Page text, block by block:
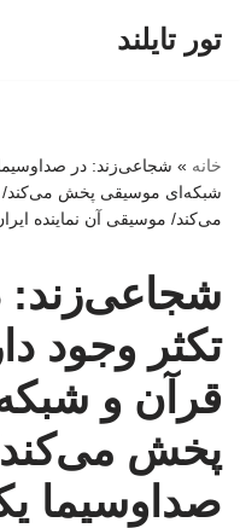
تور تایلند
خانه » شجاعی‌زند: در
شبکه‌ای موسیقی پخش می‌کند/
می‌کند/ موسیقی آن نماینده
شجاعی‌زند:
تکثر وجود
قرآن و
پخش
صداوسیما